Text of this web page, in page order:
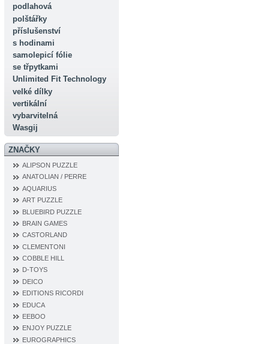
podlahová
polštářky
příslušenství
s hodinami
samolepicí fólie
se třpytkami
Unlimited Fit Technology
velké dílky
vertikální
vybarvitelná
Wasgij
ZNAČKY
ALIPSON PUZZLE
ANATOLIAN / PERRE
AQUARIUS
ART PUZZLE
BLUEBIRD PUZZLE
BRAIN GAMES
CASTORLAND
CLEMENTONI
COBBLE HILL
D‐TOYS
DEICO
EDITIONS RICORDI
EDUCA
EEBOO
ENJOY PUZZLE
EUROGRAPHICS